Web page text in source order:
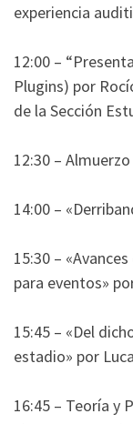
experiencia
12:00 –
Plugins) por
de la Sección
12:30 –
14:00 –
15:30 –
para eventos»
15:45 – «Del
estadio» por
16:45 – Teoría y